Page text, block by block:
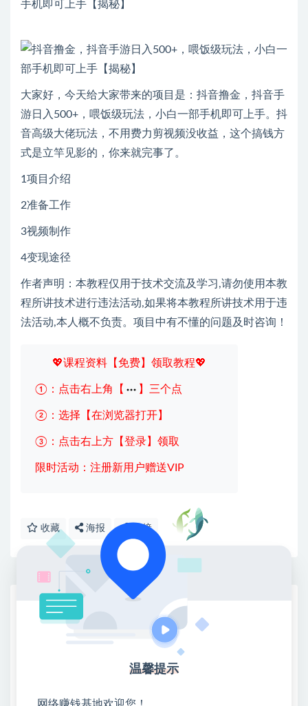
手机即可上手【揭秘】
大家好，今天给大家带来的项目是：抖音撸金，抖音手
游日入500+，喂饭级玩法，小白一部手机即可上手。抖
音高级大佬玩法，不用费力剪视频没收益，这个搞钱方
式是立竿见影的，你来就完事了。
1项目介绍
2准备工作
3视频制作
4变现途径
作者声明：本教程仅用于技术交流及学习,请勿使用本教
程所讲技术进行违法活动,如果将本教程所讲技术用于违
法活动,本人概不负责。项目中有不懂的问题及时咨询！
💖课程资料【免费】领取教程💖
①：点击右上角【 】三个点
②：选择【在浏览器打开】
③：点击右上方【登录】领取
限时活动：注册新用户赠送VIP
收藏 海报 链接
网赚基地简介
站长微信：无
❤本站：本站整合多方资源站，主要面向互联网创业
类&副业类，资源丰富 物超所值。
各种项目 + 提升网创认知。
温馨提示
网络赚钱基地欢迎您！